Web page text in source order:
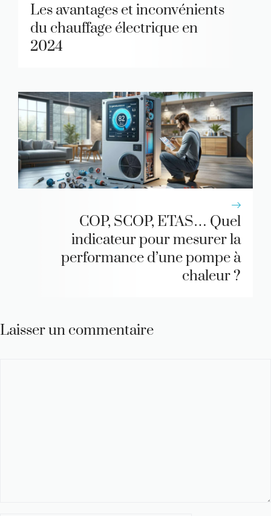
Les avantages et inconvénients
du chauffage électrique en
2024
COP, SCOP, ETAS… Quel
indicateur pour mesurer la
performance d’une pompe à
chaleur ?
Laisser un commentaire